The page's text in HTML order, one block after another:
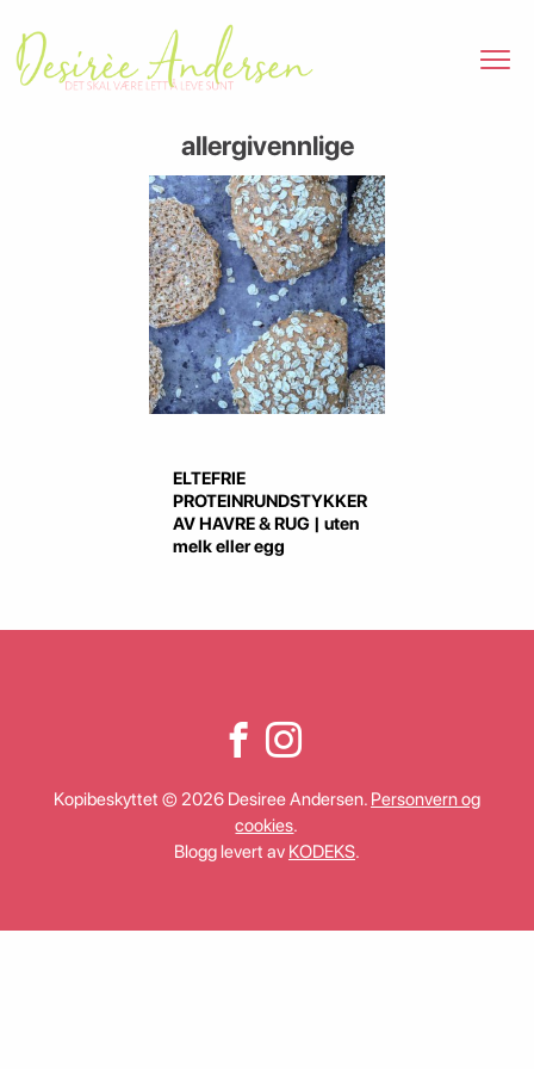
allergivennlige
ELTEFRIE
PROTEINRUNDSTYKKER
AV HAVRE & RUG | uten
melk eller egg
Kopibeskyttet © 2026 Desiree Andersen. Personvern og
cookies.
Blogg levert av KODEKS.